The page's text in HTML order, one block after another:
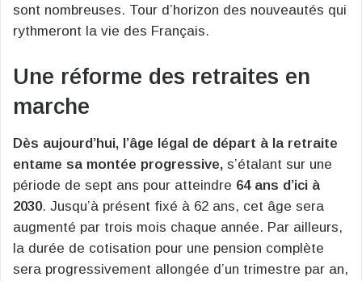
sont nombreuses. Tour d’horizon des nouveautés qui
rythmeront la vie des Français.
Une réforme des retraites en
marche
Dès aujourd’hui, l’âge légal de départ à la retraite
entame sa montée progressive, s’étalant sur une
période de sept ans pour atteindre 64 ans d’ici à
2030. Jusqu’à présent fixé à 62 ans, cet âge sera
augmenté par trois mois chaque année. Par ailleurs,
la durée de cotisation pour une pension complète
sera progressivement allongée d’un trimestre par an,